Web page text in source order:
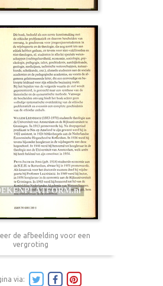
de afbeelding voor een
vergroting
via: